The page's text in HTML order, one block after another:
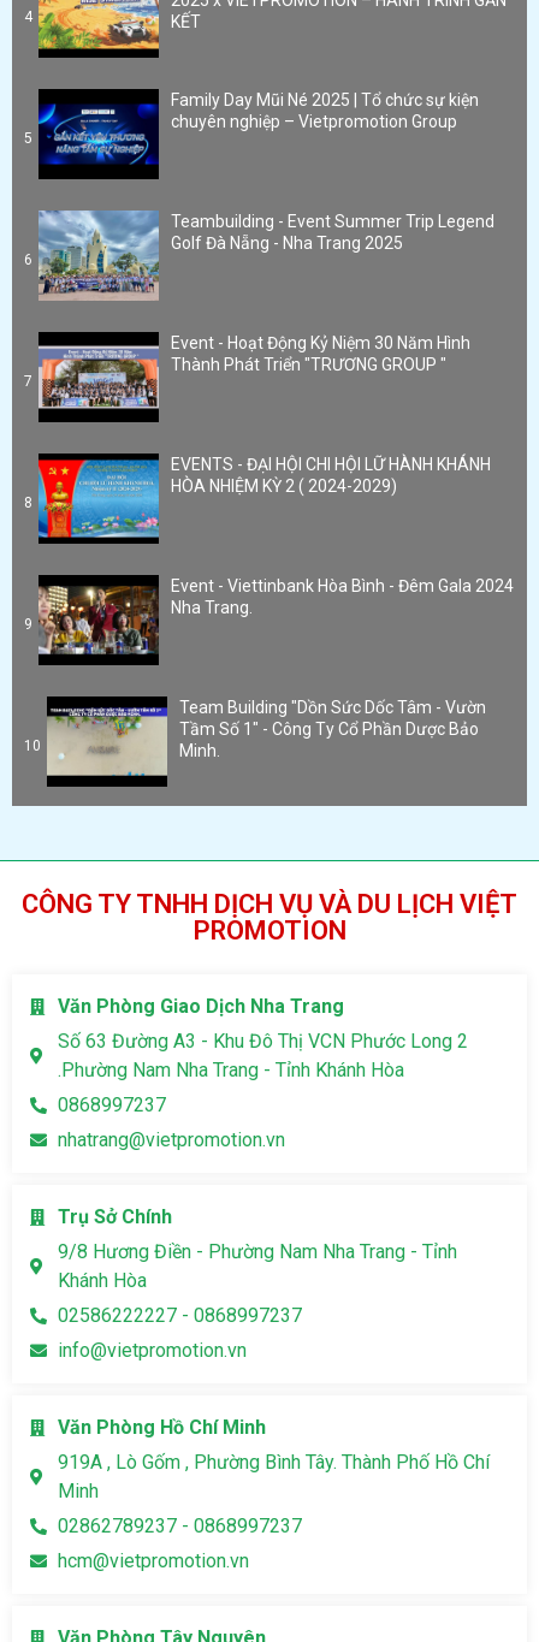
4
KẾT
5
Family Day Mũi Né 2025 | Tổ chức sự kiện
chuyên nghiệp – Vietpromotion Group
6
Teambuilding - Event Summer Trip Legend
Golf Đà Nẵng - Nha Trang 2025
7
Event - Hoạt Động Kỷ Niệm 30 Năm Hình
Thành Phát Triển "TRƯƠNG GROUP "
8
EVENTS - ĐẠI HỘI CHI HỘI LỮ HÀNH KHÁNH
HÒA NHIỆM KỲ 2 ( 2024-2029)
9
Event - Viettinbank Hòa Bình - Đêm Gala 2024
Nha Trang.
10
Team Building "Dồn Sức Dốc Tâm - Vườn
Tầm Số 1" - Công Ty Cổ Phần Dược Bảo
Minh.
CÔNG TY TNHH DỊCH VỤ VÀ DU LỊCH VIỆT
PROMOTION
Văn Phòng Giao Dịch Nha Trang
Số 63 Đường A3 - Khu Đô Thị VCN Phước Long 2
.Phường Nam Nha Trang - Tỉnh Khánh Hòa
0868997237
nhatrang@vietpromotion.vn
Trụ Sở Chính
9/8 Hương Điền - Phường Nam Nha Trang - Tỉnh
Khánh Hòa
02586222227 - 0868997237
info@vietpromotion.vn
Văn Phòng Hồ Chí Minh
919A , Lò Gốm , Phường Bình Tây. Thành Phố Hồ Chí
Minh
02862789237 - 0868997237
hcm@vietpromotion.vn